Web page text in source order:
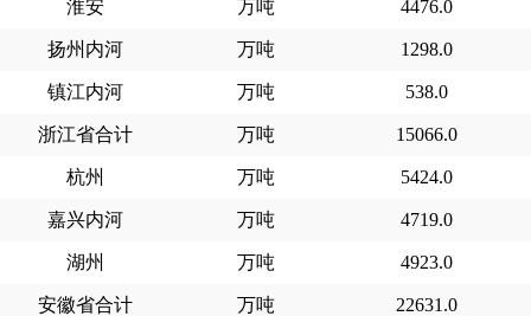
淮安 万吨 4476.0
扬州内河 万吨 1298.0
镇江内河 万吨 538.0
浙江省合计 万吨 15066.0
杭州 万吨 5424.0
嘉兴内河 万吨 4719.0
湖州 万吨 4923.0
安徽省合计 万吨 22631.0